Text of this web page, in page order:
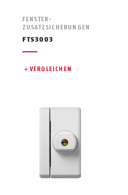
FENSTER-
ZUSATZSICHERUNGEN
FTS3003
VERGLEICHEN